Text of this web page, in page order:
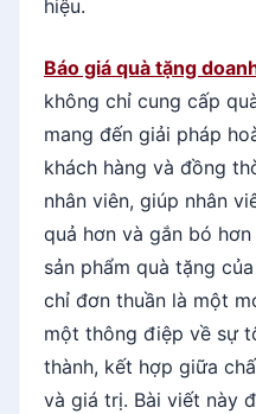
hiệu.
Báo giá quà tặng
không chỉ cung cấp
mang đến giải pháp
khách hàng và đồng
nhân viên, giúp nhân
quả hơn và gắn bó
sản phẩm quà tặng
chỉ đơn thuần là một
một thông điệp về sự
thành, kết hợp giữa
và giá trị. Bài viết này